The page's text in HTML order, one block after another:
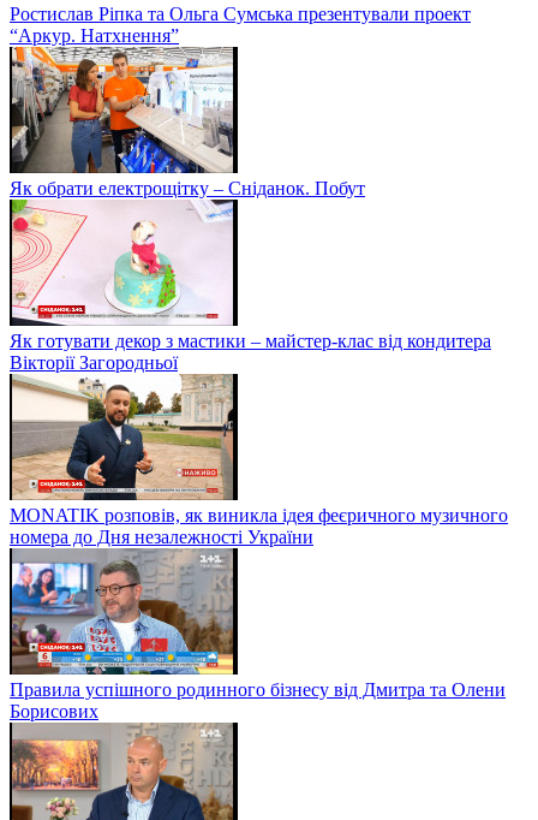
Ростислав Ріпка та Ольга Сумська презентували проект
“Аркур. Натхнення”
Як обрати електрощітку – Сніданок. Побут
Як готувати декор з мастики – майстер-клас від кондитера
Вікторії Загородньої
MONATIK розповів, як виникла ідея феєричного музичного
номера до Дня незалежності України
Правила успішного родинного бізнесу від Дмитра та Олени
Борисових